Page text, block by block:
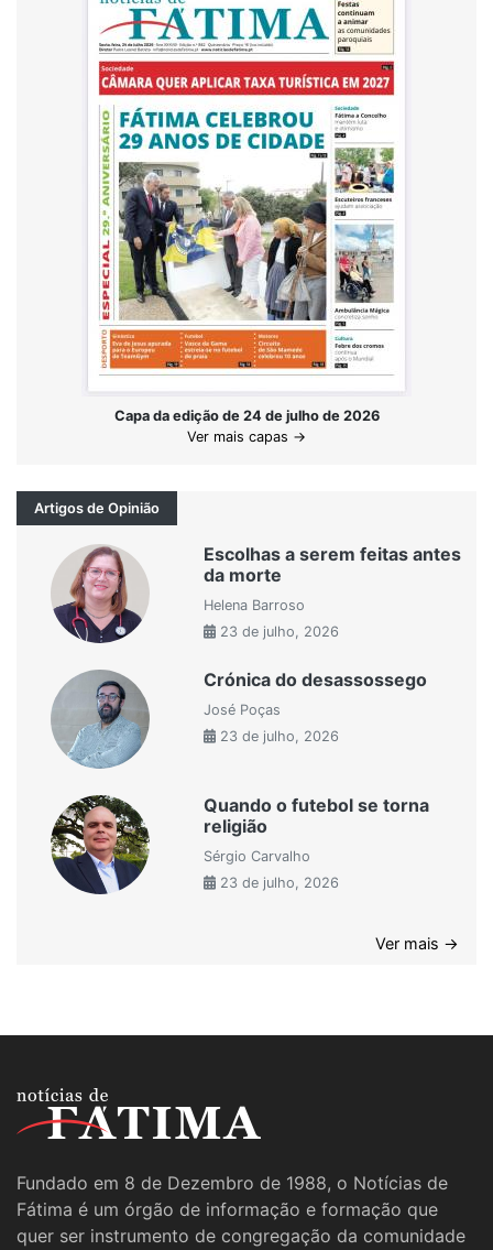
Capa da edição de 24 de julho de 2026
Ver mais capas →
Artigos de Opinião
Escolhas a serem feitas antes
da morte
Helena Barroso
23 de julho, 2026
Crónica do desassossego
José Poças
23 de julho, 2026
Quando o futebol se torna
religião
Sérgio Carvalho
23 de julho, 2026
Ver mais →
Fundado em 8 de Dezembro de 1988, o Notícias de
Fátima é um órgão de informação e formação que
quer ser instrumento de congregação da comunidade